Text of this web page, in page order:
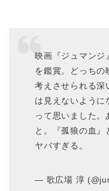
映画『ジュマンジ
を鑑賞。どっちの
考えさせられる深
は見えないように
って思いました。
と。『孤狼の血』
ヤバすぎる。
— 歌広場 淳